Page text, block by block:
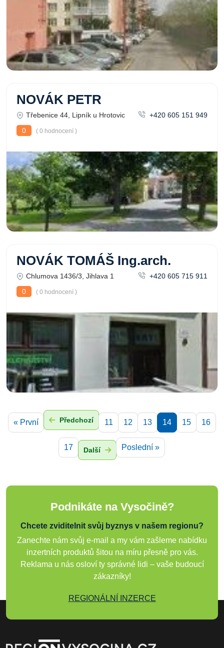
NOVÁK PETR
Třebenice 44, Lipník u Hrotovic
+420 605 151 949
0
( 0 hodnocení )
NOVÁK TOMÁŠ Ing.arch.
Chlumova 1436/3, Jihlava 1
+420 605 715 911
0
( 0 hodnocení )
« První Předchozí 11 12 13 14 15 16
17 Další Poslední »
Podnikáte na Vysočině?
Chcete zviditelnit svůj byznys v našem regionu?
Zanechte nám svůj e-mail a my vám zašleme nabídku
inzertních produktů šitou na míru přesně pro vás.
Reklama u nás osloví ty správné lidi – vaše budoucí
zákazníky!
REGIONÁLNÍ INZERCE